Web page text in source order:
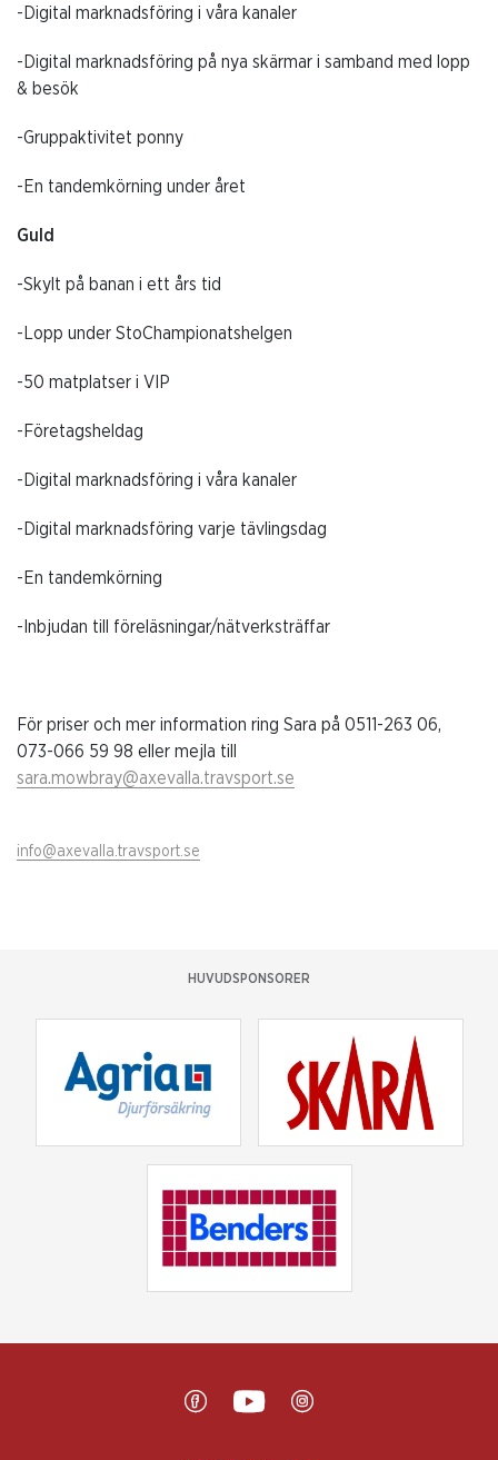
-Digital marknadsföring i våra kanaler
-Digital marknadsföring på nya skärmar i samband med lopp
& besök
-Gruppaktivitet ponny
-En tandemkörning under året
Guld
-Skylt på banan i ett års tid
-Lopp under StoChampionatshelgen
-50 matplatser i VIP
-Företagsheldag
-Digital marknadsföring i våra kanaler
-Digital marknadsföring varje tävlingsdag
-En tandemkörning
-Inbjudan till föreläsningar/nätverksträffar
För priser och mer information ring Sara på 0511-263 06,
073-066 59 98 eller mejla till
sara.mowbray@axevalla.travsport.se
info@axevalla.travsport.se
HUVUDSPONSORER